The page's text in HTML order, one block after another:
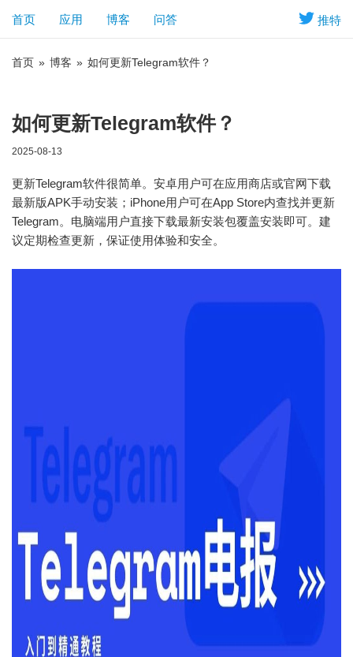
推特
首页 应用 博客 问答
首页 » 博客 » 如何更新Telegram软件？
如何更新Telegram软件？
2025-08-13
更新Telegram软件很简单。安卓用户可在应用商店或官网下载
最新版APK手动安装；iPhone用户可在App Store内查找并更新
Telegram。电脑端用户直接下载最新安装包覆盖安装即可。建
议定期检查更新，保证使用体验和安全。